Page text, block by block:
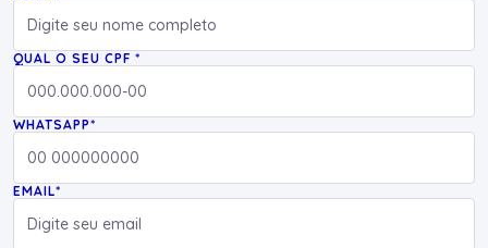
QUAL O SEU CPF *
WHATSAPP*
EMAIL*